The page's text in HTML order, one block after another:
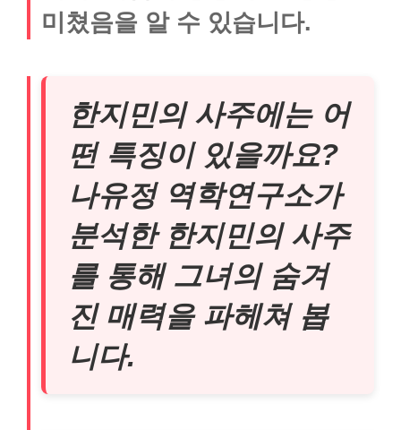
미쳤음을 알 수 있습니다.
한지민의 사주에는 어
떤 특징이 있을까요?
나유정 역학연구소가
분석한 한지민의 사주
를 통해 그녀의 숨겨
진 매력을 파헤쳐 봅
니다.